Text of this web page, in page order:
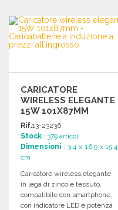
Richiedi un preventivo
CARICATORE
WIRELESS ELEGANTE
15W 101X87MM
Rif.13-23236
Stock : 379 articoli
Dimensioni : 3.4 x 16.9 x 15.4
cm
Caricatore wireless elegante
in lega di zinco e tessuto,
compatibile con smartphone,
con indicatore LED e potenza